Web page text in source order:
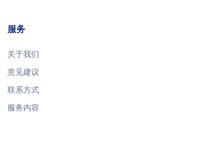
服务
关于我们
意见建议
联系方式
服务内容